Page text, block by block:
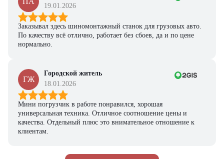
19.01.2026
Заказывал здесь шиномонтажный станок для грузовых авто.
По качеству всё отлично, работает без сбоев, да и по цене
нормально.
ГЖ
Городской житель
18.01.2026
Мини погрузчик в работе понравился, хорошая
универсальная техника. Отличное соотношение цены и
качества. Отдельный плюс это внимательное отношение к
клиентам.